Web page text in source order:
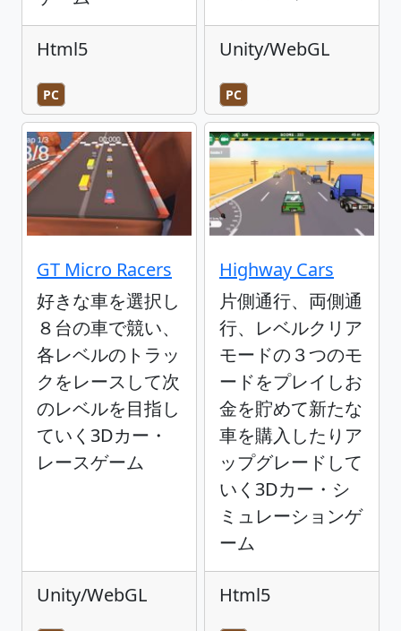
Html5
PC
Unity/WebGL
PC
GT Micro Racers
好きな車を選択し
８台の車で競い、
各レベルのトラッ
クをレースして次
のレベルを目指し
ていく3Dカー・
レースゲーム
Unity/WebGL
Highway Cars
片側通行、両側通
行、レベルクリア
モードの３つのモ
ードをプレイしお
金を貯めて新たな
車を購入したりア
ップグレードして
いく3Dカー・シ
ミュレーションゲ
ーム
Html5